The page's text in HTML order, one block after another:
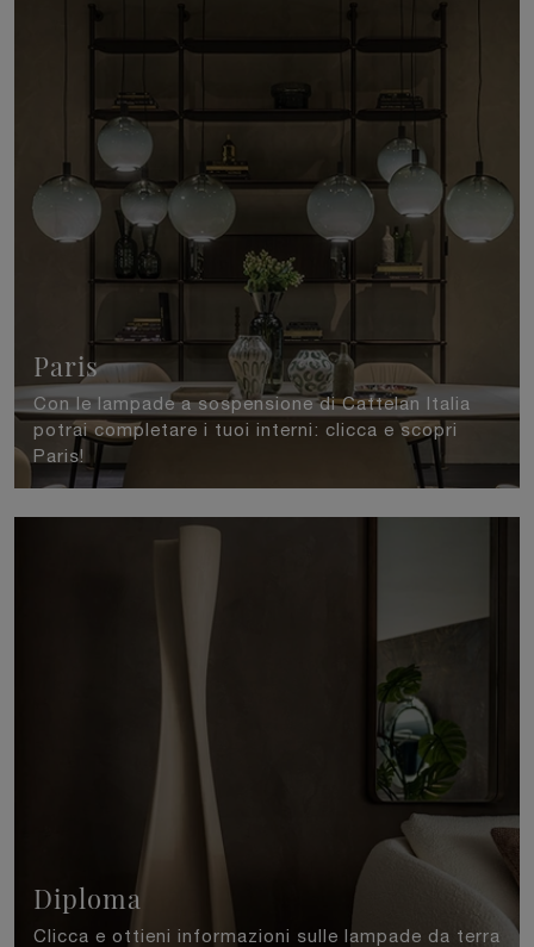
Paris
Con le lampade a sospensione di Cattelan Italia
potrai completare i tuoi interni: clicca e scopri
Paris!
Diploma
Clicca e ottieni informazioni sulle lampade da terra